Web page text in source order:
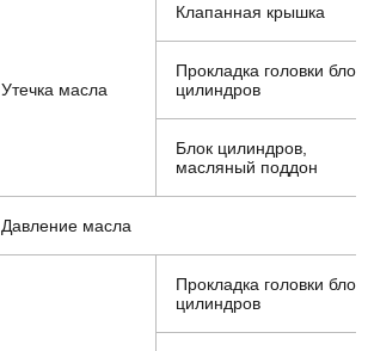
Утечка масла
Клапанная крышка
Прокладка головки
цилиндров
Блок цилиндров,
масляный поддон
Давление масла
Прокладка головки
цилиндров